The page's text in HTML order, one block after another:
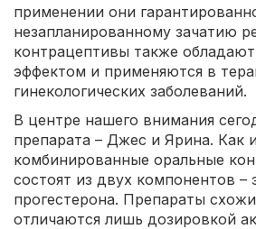
применении они
незапланированному зачатию
контрацептивы также
эффектом и применяются в
гинекологических заболеваний.
В центре нашего внимания
препарата – Джес и Ярина. Как
комбинированные оральные
состоят из двух компонентов –
прогестерона. Препараты
отличаются лишь дозировкой